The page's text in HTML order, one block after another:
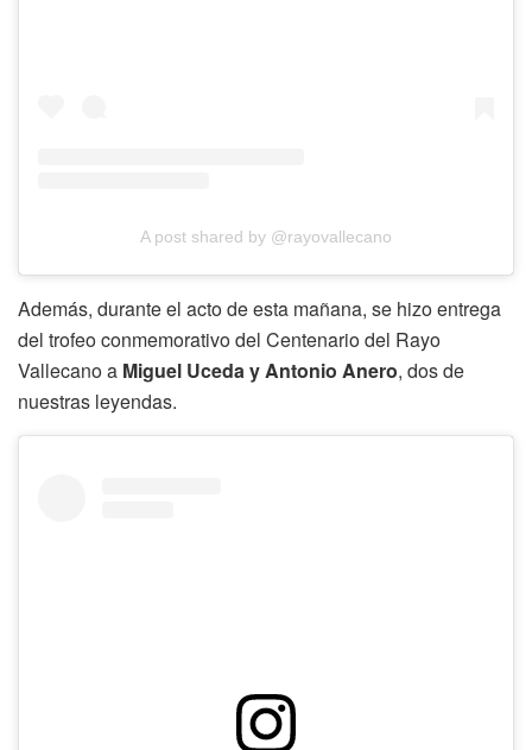
A post shared by @rayovallecano
Además, durante el acto de esta mañana, se hizo entrega
del trofeo conmemorativo del Centenario del Rayo
Vallecano a Miguel Uceda y Antonio Anero, dos de
nuestras leyendas.